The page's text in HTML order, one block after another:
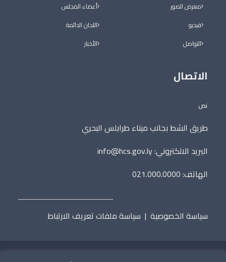
معرض الصور
فيديو
التواصل
أعضاء المجلس
اللجان الدائمة
الأخبار
الاتصال
نص
طريق الشط بجانب ميناء طرابلس البحري
البريد الالكتروني:info@hcs.gov.ly
الهاتف: 021.000.0000
سياسة الخصوصية | سياسة ملفات تعريف الارتباط